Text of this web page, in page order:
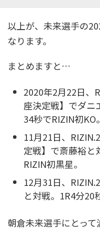
以上が、未来選手の
なります。
まとめますと…
2020年2月22日、
座決定戦】でダニ
34秒でRIZIN初KO。
11月21日、
定戦】で斎藤裕と
RIZIN初黒星。
12月31日、
と対戦。1R4分20
朝倉未来選手にとっ